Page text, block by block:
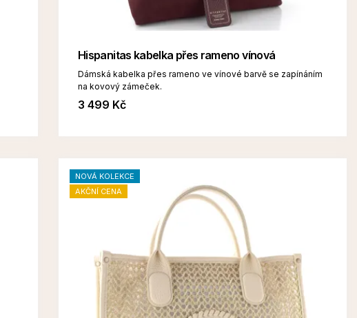
Hispanitas kabelka přes rameno vínová
Dámská kabelka přes rameno ve vínové barvě se zapínáním
na kovový zámeček.
3 499 Kč
NOVÁ KOLEKCE
AKČNÍ CENA